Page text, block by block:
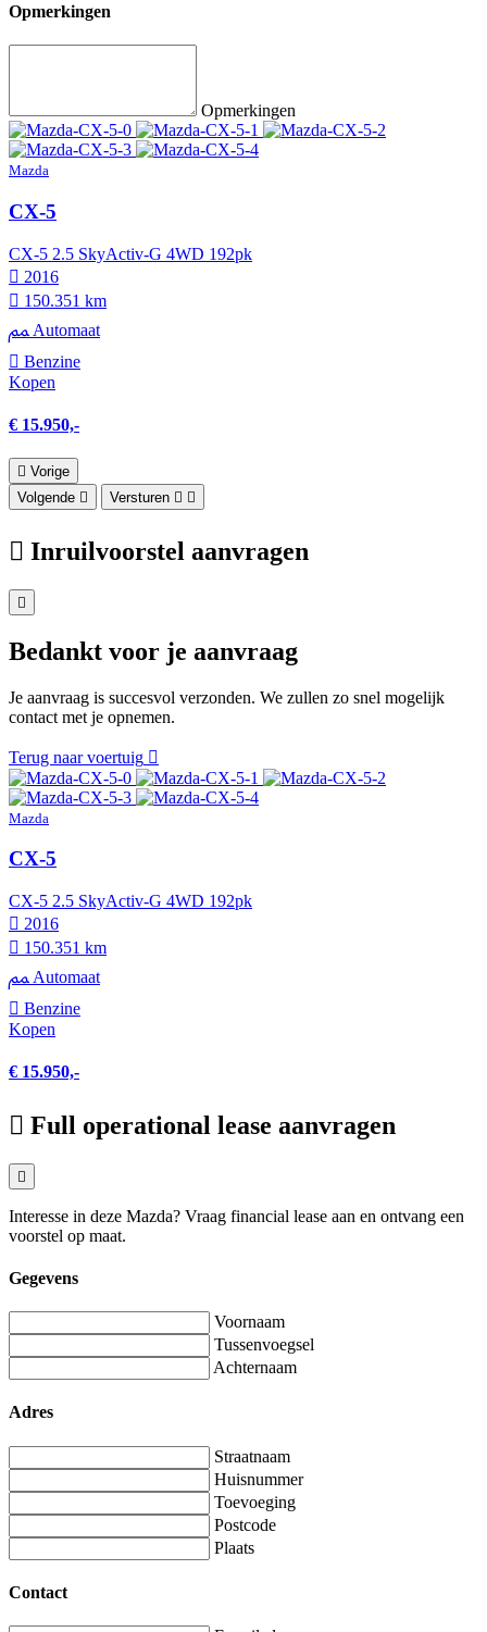
Opmerkingen
Opmerkingen
Mazda
CX-5
CX-5 2.5 SkyActiv-G 4WD 192pk
2016
150.351 km
Automaat
Benzine
Kopen
€ 15.950,-
Vorige
Volgende
Versturen
Inruilvoorstel aanvragen
Bedankt voor je aanvraag
Je aanvraag is succesvol verzonden. We zullen zo snel mogelijk
contact met je opnemen.
Terug naar voertuig
Mazda
CX-5
CX-5 2.5 SkyActiv-G 4WD 192pk
2016
150.351 km
Automaat
Benzine
Kopen
€ 15.950,-
Full operational lease aanvragen
Interesse in deze Mazda? Vraag financial lease aan en ontvang een
voorstel op maat.
Gegevens
Voornaam
Tussenvoegsel
Achternaam
Adres
Straatnaam
Huisnummer
Toevoeging
Postcode
Plaats
Contact